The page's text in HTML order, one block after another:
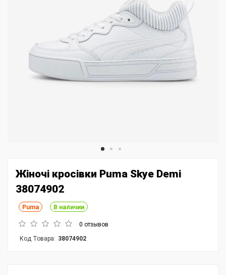
Жіночі кросівки Puma Skye Demi
38074902
Puma В наличии
0 отзывов
Код Товара: 38074902